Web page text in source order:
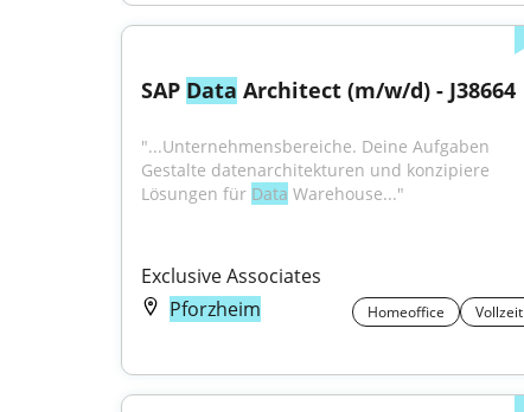
SAP Data Architect (m/w/d) - J38664
"...Unternehmensbereiche. Deine Aufgaben
Gestalte datenarchitekturen und konzipiere
Lösungen für Data Warehouse..."
Exclusive Associates
Pforzheim
Homeoffice Vollzeit